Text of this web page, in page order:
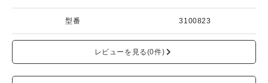
型番 3100823
レビューを見る(0件)